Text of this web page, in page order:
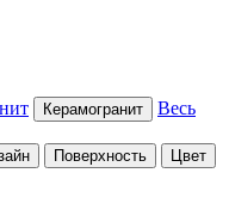
Керамогранит
Весь
Поверхность
Цвет